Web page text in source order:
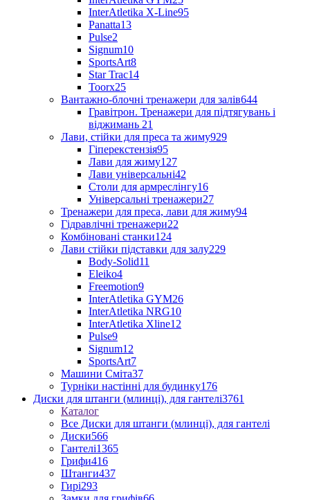
InterAtletika X-Line95
Panatta13
Pulse2
Signum10
SportsArt8
Star Trac14
Toorx25
Вантажно-блочні тренажери для залів644
Гравітрон. Тренажери для підтягувань і
віджимань 21
Лави, стійки для преса та жиму929
Гіперекстензія95
Лави для жиму127
Лави універсальні42
Столи для армреслінгу16
Універсальні тренажери27
Тренажери для преса, лави для жиму94
Гідравлічні тренажери22
Комбіновані станки124
Лави стійки підставки для залу229
Body-Solid11
Eleiko4
Freemotion9
InterAtletika GYM26
InterAtletika NRG10
InterAtletika Xline12
Pulse9
Signum12
SportsArt7
Машини Сміта37
Турніки настінні для будинку176
Диски для штанги (млинці), для гантелі3761
Каталог
Все Диски для штанги (млинці), для гантелі
Диски566
Гантелі1365
Грифи416
Штанги437
Гирі293